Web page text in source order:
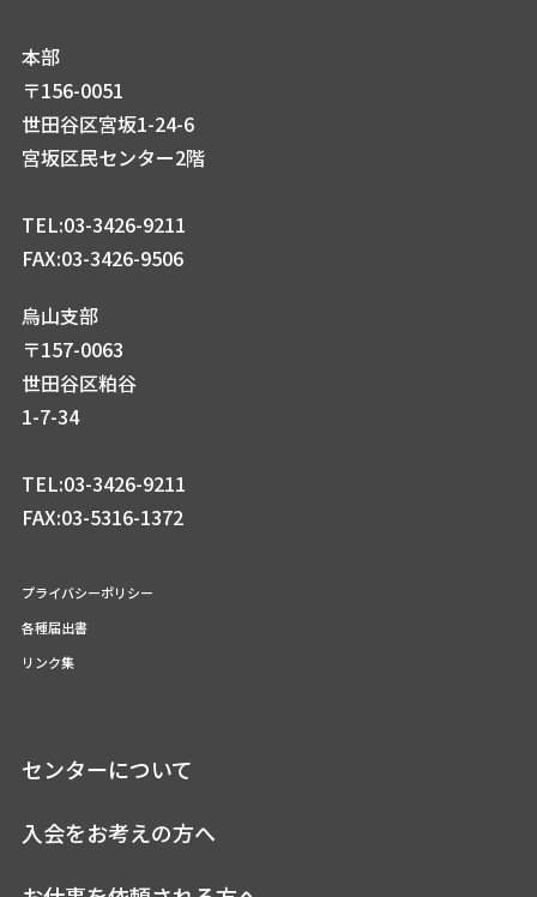
本部
〒156-0051
世田谷区宮坂1-24-6
宮坂区民センター2階
TEL:03-3426-9211
FAX:03-3426-9506
烏山支部
〒157-0063
世田谷区粕谷
1-7-34
TEL:03-3426-9211
FAX:03-5316-1372
プライバシーポリシー
各種届出書
リンク集
センターについて
入会をお考えの方へ